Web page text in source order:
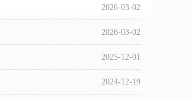
2026-03-02
2026-03-02
2025-12-01
2024-12-19